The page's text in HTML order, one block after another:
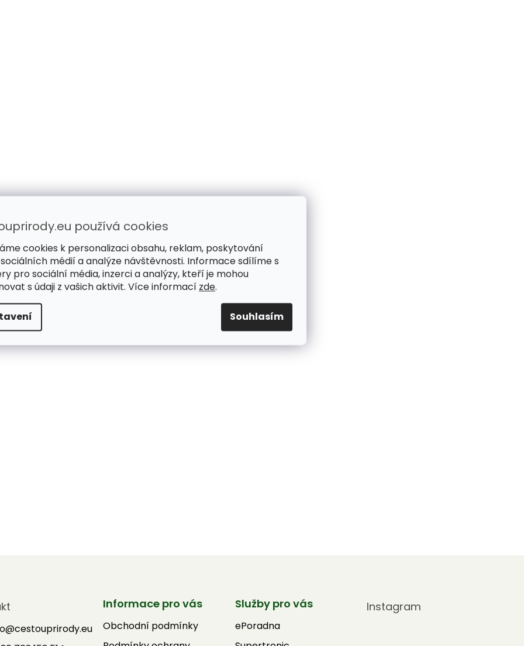
používá cookies
cookies k personalizaci obsahu, reklam, poskytování
médií a analýze návštěvnosti. Informace sdílíme s
pro sociální média, inzerci a analýzy, kteří je mohou
s údaji z vašich aktivit. Více informací zde.
Souhlasím
@cestouprirody.eu
Informace pro vás
Obchodní podmínky
Služby pro vás
ePoradna
Instagram